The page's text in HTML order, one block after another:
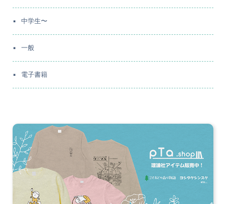
中学生〜
一般
電子書籍